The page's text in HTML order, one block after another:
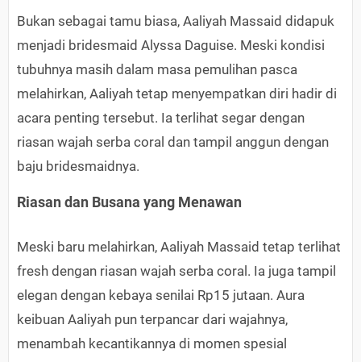
Bukan sebagai tamu biasa, Aaliyah Massaid didapuk
menjadi bridesmaid Alyssa Daguise. Meski kondisi
tubuhnya masih dalam masa pemulihan pasca
melahirkan, Aaliyah tetap menyempatkan diri hadir di
acara penting tersebut. Ia terlihat segar dengan
riasan wajah serba coral dan tampil anggun dengan
baju bridesmaidnya.
Riasan dan Busana yang Menawan
Meski baru melahirkan, Aaliyah Massaid tetap terlihat
fresh dengan riasan wajah serba coral. Ia juga tampil
elegan dengan kebaya senilai Rp15 jutaan. Aura
keibuan Aaliyah pun terpancar dari wajahnya,
menambah kecantikannya di momen spesial